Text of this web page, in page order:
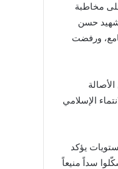
مخاطبة
حسن
ورفضت
الإسلامي
يؤكد
سداً منيعاً